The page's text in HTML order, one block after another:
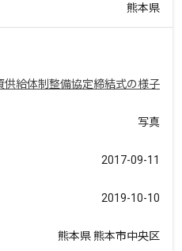
熊本県
供給体制整備協定締結式の様子
写真
2017-09-11
2019-10-10
熊本県 熊本市中央区